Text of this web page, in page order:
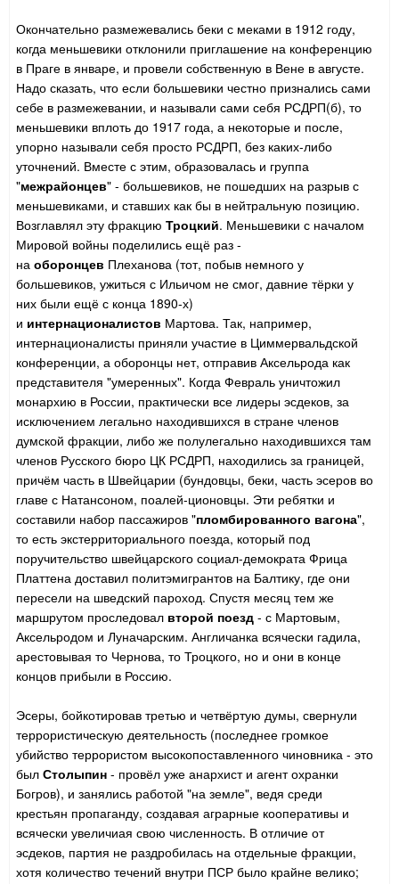
Окончательно размежевались беки с меками в 1912 году,
когда меньшевики отклонили приглашение на конференцию
в Праге в январе, и провели собственную в Вене в августе.
Надо сказать, что если большевики честно признались сами
себе в размежевании, и называли сами себя РСДРП(б), то
меньшевики вплоть до 1917 года, а некоторые и после,
упорно называли себя просто РСДРП, без каких-либо
уточнений. Вместе с этим, образовалась и группа
"межрайонцев" - большевиков, не пошедших на разрыв с
меньшевиками, и ставших как бы в нейтральную позицию.
Возглавлял эту фракцию Троцкий. Меньшевики с началом
Мировой войны поделились ещё раз -
на оборонцев Плеханова (тот, побыв немного у
большевиков, ужиться с Ильичом не смог, давние тёрки у
них были ещё с конца 1890-х)
и интернационалистов Мартова. Так, например,
интернационалисты приняли участие в Циммервальдской
конференции, а оборонцы нет, отправив Аксельрода как
представителя "умеренных". Когда Февраль уничтожил
монархию в России, практически все лидеры эсдеков, за
исключением легально находившихся в стране членов
думской фракции, либо же полулегально находившихся там
членов Русского бюро ЦК РСДРП, находились за границей,
причём часть в Швейцарии (бундовцы, беки, часть эсеров во
главе с Натансоном, поалей-ционовцы. Эти ребятки и
составили набор пассажиров "пломбированного вагона",
то есть экстерриториального поезда, который под
поручительство швейцарского социал-демократа Фрица
Платтена доставил политэмигрантов на Балтику, где они
пересели на шведский пароход. Спустя месяц тем же
маршрутом проследовал второй поезд - с Мартовым,
Аксельродом и Луначарским. Англичанка всячески гадила,
арестовывая то Чернова, то Троцкого, но и они в конце
концов прибыли в Россию.
Эсеры, бойкотировав третью и четвёртую думы, свернули
террористическую деятельность (последнее громкое
убийство террористом высокопоставленного чиновника - это
был Столыпин - провёл уже анархист и агент охранки
Богров), и занялись работой "на земле", ведя среди
крестьян пропаганду, создавая аграрные кооперативы и
всячески увеличиая свою численность. В отличие от
эсдеков, партия не раздробилась на отдельные фракции,
хотя количество течений внутри ПСР было крайне велико;